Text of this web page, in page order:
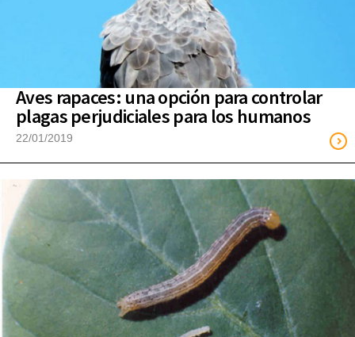
Aves rapaces: una opción para controlar
plagas perjudiciales para los humanos
22/01/2019